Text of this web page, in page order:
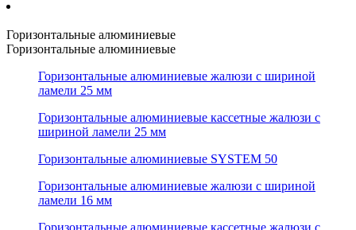
Горизонтальные алюминиевые
Горизонтальные алюминиевые
Горизонтальные алюминиевые жалюзи с шириной
ламели 25 мм
Горизонтальные алюминиевые кассетные жалюзи с
шириной ламели 25 мм
Горизонтальные алюминиевые SYSTEM 50
Горизонтальные алюминиевые жалюзи с шириной
ламели 16 мм
Горизонтальные алюминиевые кассетные жалюзи с